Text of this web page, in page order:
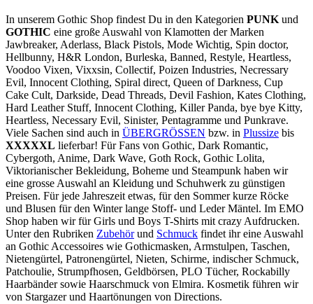
In unserem Gothic Shop findest Du in den Kategorien PUNK und
GOTHIC eine große Auswahl von Klamotten der Marken
Jawbreaker, Aderlass, Black Pistols, Mode Wichtig, Spin doctor,
Hellbunny, H&R London, Burleska, Banned, Restyle, Heartless,
Voodoo Vixen, Vixxsin, Collectif, Poizen Industries, Necressary
Evil, Innocent Clothing, Spiral direct, Queen of Darkness, Cup
Cake Cult, Darkside, Dead Threads, Devil Fashion, Kates Clothing,
Hard Leather Stuff, Innocent Clothing, Killer Panda, bye bye Kitty,
Heartless, Necessary Evil, Sinister, Pentagramme und Punkrave.
Viele Sachen sind auch in ÜBERGRÖSSEN bzw. in Plussize bis
XXXXXL lieferbar! Für Fans von Gothic, Dark Romantic,
Cybergoth, Anime, Dark Wave, Goth Rock, Gothic Lolita,
Viktorianischer Bekleidung, Boheme und Steampunk haben wir
eine grosse Auswahl an Kleidung und Schuhwerk zu günstigen
Preisen. Für jede Jahreszeit etwas, für den Sommer kurze Röcke
und Blusen für den Winter lange Stoff- und Leder Mäntel. Im EMO
Shop haben wir für Girls und Boys T-Shirts mit crazy Aufdrucken.
Unter den Rubriken Zubehörund Schmuck findet ihr eine Auswahl
an Gothic Accessoires wie Gothicmasken, Armstulpen, Taschen,
Nietengürtel, Patronengürtel, Nieten, Schirme, indischer Schmuck,
Patchoulie, Strumpfhosen, Geldbörsen, PLO Tücher, Rockabilly
Haarbänder sowie Haarschmuck von Elmira. Kosmetik führen wir
von Stargazer und Haartönungen von Directions.